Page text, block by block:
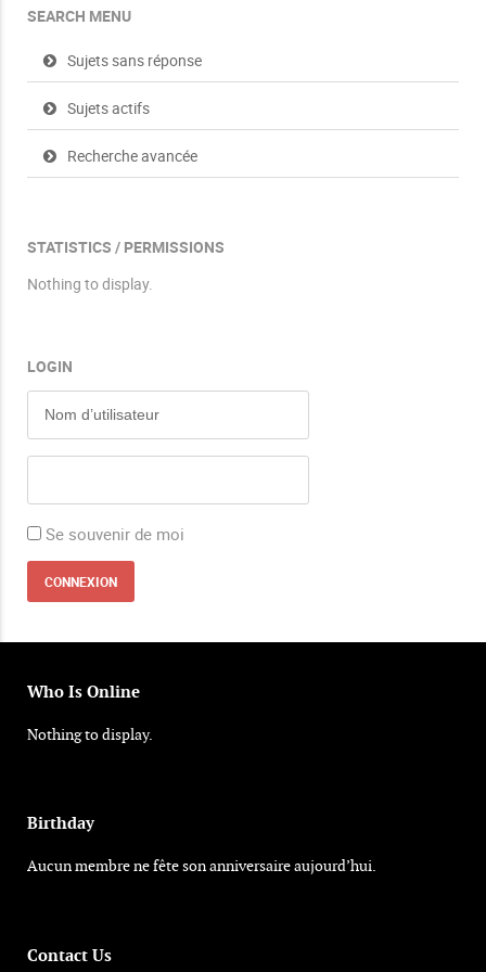
SEARCH MENU
Sujets sans réponse
Sujets actifs
Recherche avancée
STATISTICS / PERMISSIONS
Nothing to display.
LOGIN
Se souvenir de moi
Who Is Online
Nothing to display.
Birthday
Aucun membre ne fête son anniversaire aujourd’hui.
Contact Us